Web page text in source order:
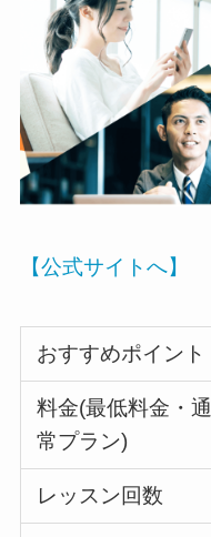
【公式サイトへ】
おすすめポイント
料金(最低料金・通
常プラン)
レッスン回数